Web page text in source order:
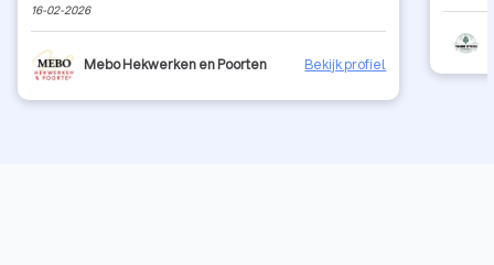
16-02-2026
Mebo Hekwerken en Poorten Bekijk profiel